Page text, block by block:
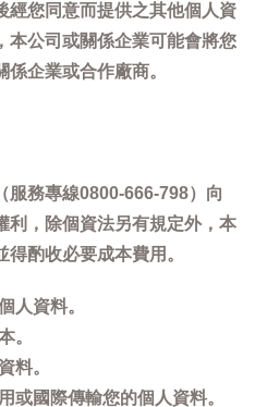
經您同意而提供之其他個人資
本公司或關係企業可能會將您
企業或合作廠商。
服務專線0800-666-798）向
利，除個資法另有規定外，本
酌收必要成本費用。
人資料。
。
料。
或國際傳輸您的個人資料。